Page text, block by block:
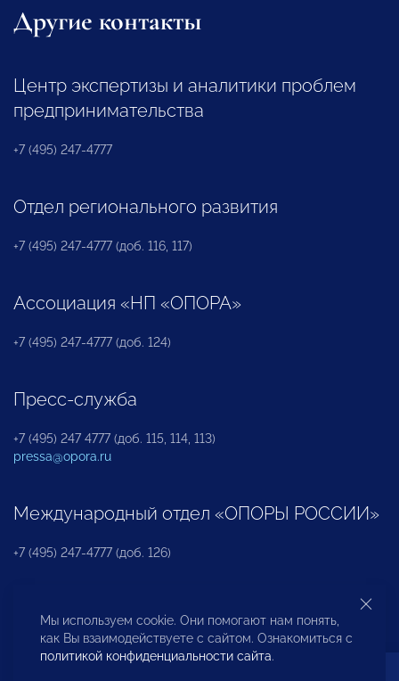
Другие контакты
Центр экспертизы и аналитики проблем
предпринимательства
+7 (495) 247-4777
Отдел регионального развития
+7 (495) 247-4777 (доб. 116, 117)
Ассоциация «НП «ОПОРА»
+7 (495) 247-4777 (доб. 124)
Пресс-служба
+7 (495) 247 4777 (доб. 115, 114, 113)
pressa@opora.ru
Международный отдел «ОПОРЫ РОССИИ»
+7 (495) 247-4777 (доб. 126)
Бюро по защите прав предпринимателей и
инвесторов
Мы используем cookie. Они помогают нам понять,
как Вы взаимодействуете с сайтом. Ознакомиться с
политикой конфиденциальности сайта.